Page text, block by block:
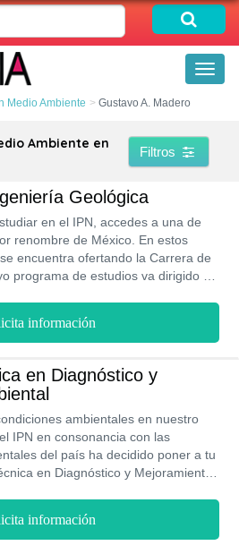
Medio Ambiente Gustavo A. Madero
Ambiente en
Filtros
Geológica
en el IPN, accedes a una de
renombre de México. En estos
encuentra ofertando la Carrera de
programa de estudios va dirigido a
humanas sobre el medio
se estudia por medio de 5 niveles en
información
en Diagnóstico y
ambientales en nuestro
IPN en consonancia con las
del país ha decidido poner a tu
en Diagnóstico y Mejoramiento
la carrera tendrás la capacidad
de gases y análisis de suelos,
información